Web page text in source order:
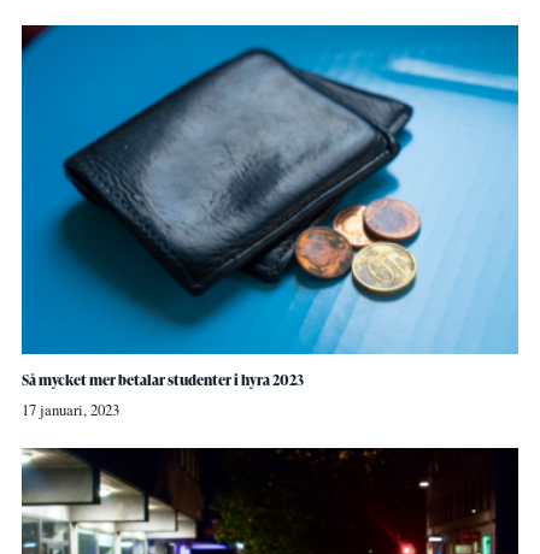
Så mycket mer betalar studenter i hyra 2023
17 januari, 2023